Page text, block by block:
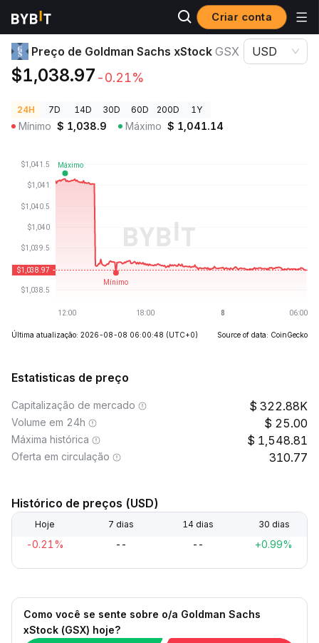
Criar conta
Preços de Criptomoedas Preço de Goldman Sachs xStock GSX
Preço de Goldman Sachs xStock GSX
$1,038.97 -0.21%
USD
24H 7D 14D 30D 60D 200D 1Y
Mínimo $ 1,038.9 Máximo $ 1,041.14
Última atualização: 2026-08-08 06:00:48 (UTC+0) Source of data: CoinGecko
Estatisticas de preço
Capitalização de mercado 322.88K
Volume em 24h 25.00
Máxima histórica 1,548.81
Oferta em circulação 310.77
Histórico de preços (USD)
Hoje 7 dias 14 dias 30 dias
-0.21% -- -- +0.99%
Como você se sente sobre o/a Goldman Sachs
xStock (GSX) hoje?